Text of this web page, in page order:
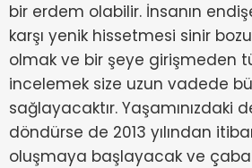
bir erdem olabilir. İnsanın
karşı yenik hissetmesi sinir
olmak ve bir şeye girişmeden
incelemek size uzun vadede
sağlayacaktır. Yaşamınızdaki
döndürse de 2013 yılından
oluşmaya başlayacak ve